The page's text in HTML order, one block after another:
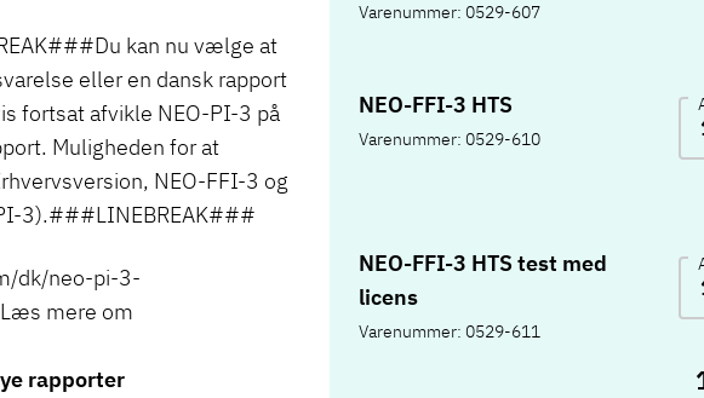
Varenummer: 0529-607
NEO-FFI-3 HTS
Varenummer: 0529-610
NEO-FFI-3 HTS test med
licens
Varenummer: 0529-611
kan nu vælge at
eller en dansk rapport
fortsat afvikle NEO-PI-3 på
Muligheden for at
NEO-FFI-3 og
3).###LINEBREAK###
dk/neo-pi-3-
mere om
rapporter